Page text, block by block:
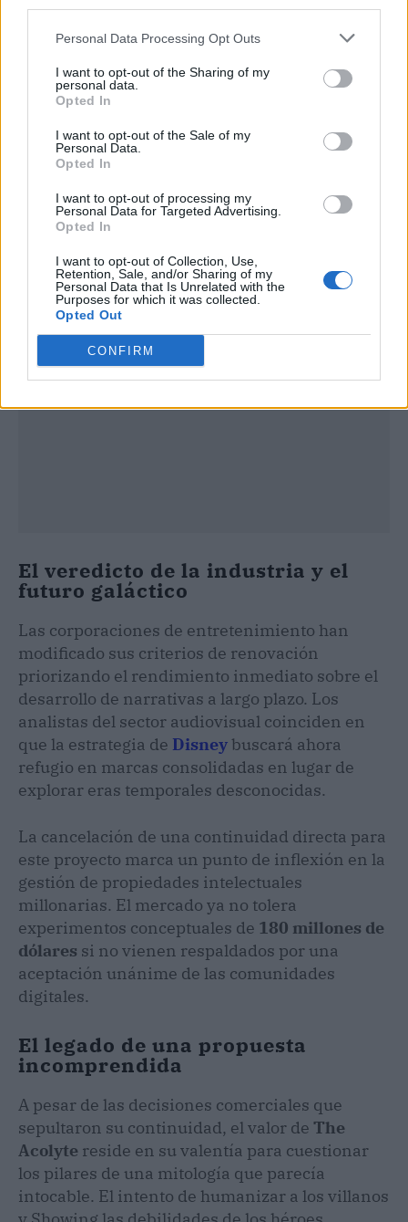
Personal Data Processing Opt Outs
I want to opt-out of the Sharing of my
personal data.
Opted In
I want to opt-out of the Sale of my
Personal Data.
Opted In
I want to opt-out of processing my
Personal Data for Targeted Advertising.
Opted In
I want to opt-out of Collection, Use,
Retention, Sale, and/or Sharing of my
Personal Data that Is Unrelated with the
Purposes for which it was collected.
Opted Out
CONFIRM
Publicidad
El veredicto de la industria y el
futuro galáctico
Las corporaciones de entretenimiento han
modificado sus criterios de renovación
priorizando el rendimiento inmediato sobre el
desarrollo de narrativas a largo plazo. Los
analistas del sector audiovisual coinciden en
que la estrategia de Disneybuscará ahora
refugio en marcas consolidadas en lugar de
explorar eras temporales desconocidas.
La cancelación de una continuidad directa para
este proyecto marca un punto de inflexión en la
gestión de propiedades intelectuales
millonarias. El mercado ya no tolera
experimentos conceptuales de 180 millones de
dólares si no vienen respaldados por una
aceptación unánime de las comunidades
digitales.
El legado de una propuesta
incomprendida
A pesar de las decisiones comerciales que
sepultaron su continuidad, el valor de The
Acolyte reside en su valentía para cuestionar
los pilares de una mitología que parecía
intocable. El intento de humanizar a los villanos